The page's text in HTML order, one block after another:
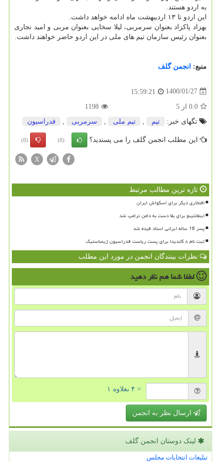
به اردو هستند.
این اردو تا ۱۳ اردیبهشت ماه ادامه خواهد داشت.
بهزاد پاکزاد بعنوان سرمربی، لیلا سخایی بعنوان مربی و امید نجاری
بعنوان رئیس سازمان تیم های ملی در این اردو حاضر خواهند داشت.
منبع: انجمن گلف
1400/01/27
15:59:21
0.0 از 5
1198
تگهای خبر:
تیم تیم ملی سرمربی فدراسیون
این مطلب انجمن گلف را می پسندید؟ (0)
(0)
X
تازه ترین مطالب مرتبط
افتخاری دیگر برای اسکواش ایران
اینفانتینو برای بقا دست به دامن ترامپ شد
پسر 16 ساله ایرانی استاد فیده شد
ثبت نام ۸ کاندیدا برای پست ریاست فدراسیون ژیمناستیک
نظرات بینندگان انجمن در مورد این مطلب
لطفا شما همنظر دهید
= ۴ بعلاوه ۱
ارسال نظر به انجمن
لینک دوستان انجمن گلف
تبلیغات انتخابات مجلس